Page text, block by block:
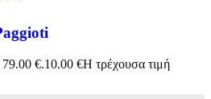
€.10.00 €Η τρέχουσα τιμή